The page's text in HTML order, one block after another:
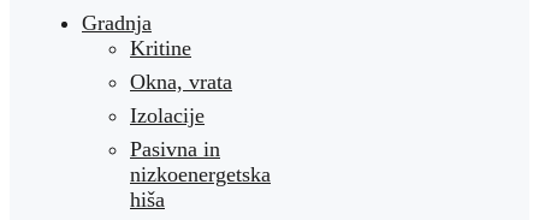
Gradnja
Kritine
Okna, vrata
Izolacije
Pasivna in
nizkoenergetska
hiša